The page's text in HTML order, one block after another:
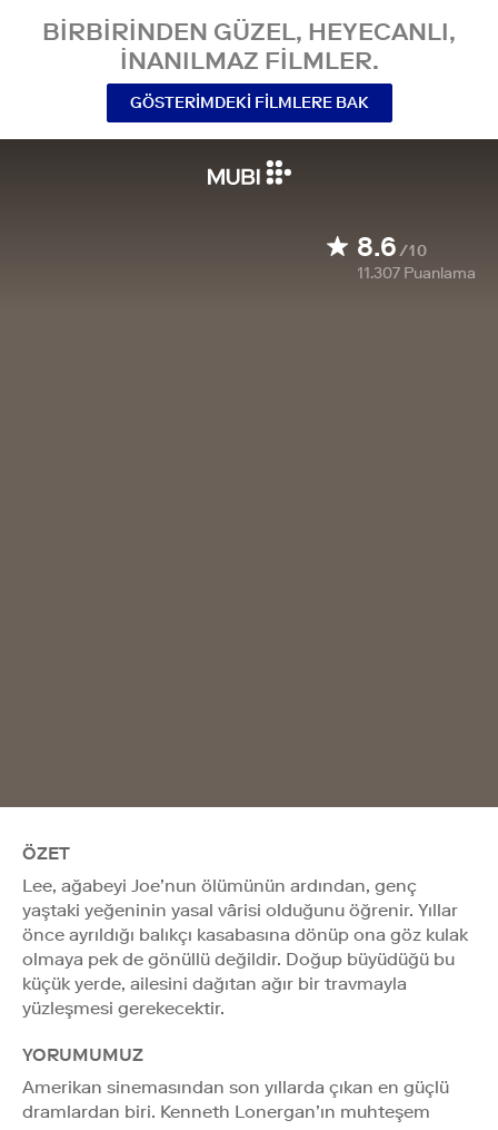
BIRBIRINDEN GÜZEL, HEYECANLI,
INANILMAZ FILMLER.
GÖSTERIMDEKI FILMLERE BAK
8.6/10
11.307 Puanlama
ÖZET
Lee, ağabeyi Joe’nun ölümünün ardından, genç
yaştaki yeğeninin yasal vârisi olduğunu öğrenir. Yıllar
önce ayrıldığı balıkçı kasabasına dönüp ona göz kulak
olmaya pek de gönüllü değildir. Doğup büyüdüğü bu
küçük yerde, ailesini dağıtan ağır bir travmayla
yüzleşmesi gerekecektir.
YORUMUMUZ
Amerikan sinemasından son yıllarda çıkan en güçlü
dramlardan biri. Kenneth Lonergan’ın muhteşem